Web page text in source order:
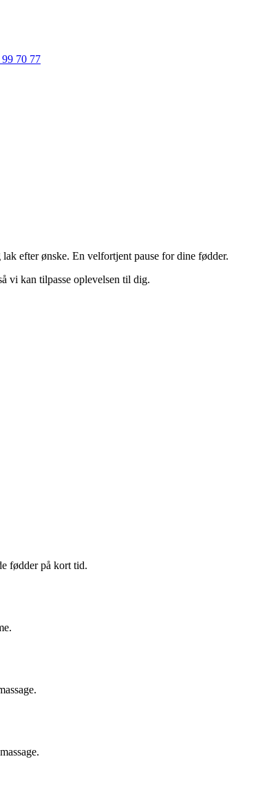
70 77
efter ønske. En velfortjent pause for dine fødder.
vi kan tilpasse oplevelsen til dig.
fødder på kort tid.